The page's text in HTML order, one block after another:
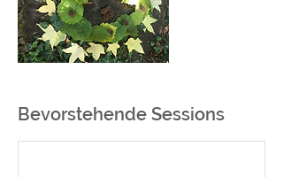
Bevorstehende Sessions